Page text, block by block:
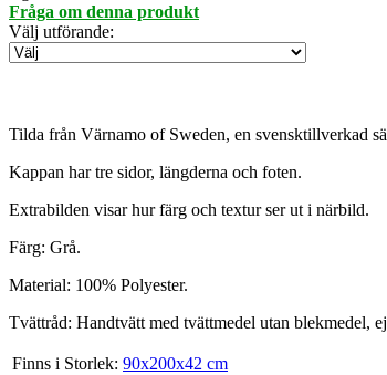
Fråga om denna produkt
Välj utförande:
Tilda från Värnamo of Sweden, en svensktillverkad
Kappan har tre sidor, längderna och foten.
Extrabilden visar hur färg och textur ser ut i närbild.
Färg: Grå.
Material: 100% Polyester.
Tvättråd: Handtvätt med tvättmedel utan blekmedel,
Finns i Storlek: 90x200x42 cm